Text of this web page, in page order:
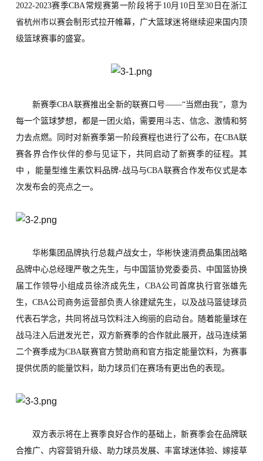
2022-2023赛季CBA常规赛第一阶段将于10月 10日至30 日在浙江
省杭州市以赛会制形式拉开帷幕，广大篮球迷将继续迎来国内顶
级篮球赛事的盛宴。
新赛季CBA联赛推出全新的联赛口号——“当燃由我”， 意为
每一个篮球梦想，都是一团火焰，需要用斗志、信念、激情和努
力去点燃。同时对新赛季第一阶段赛程也进行了公布，在CBA联
赛各界合作伙伴的参与见证下，共同启动了新赛季的征程。其
中 ，能量型维生素饮料品牌-战马与CBA联赛合作发布仪式是本
次发布会的亮点之一。
华彬集团品牌执行总裁卢战女士，华彬快速消费品集团战略
品牌中心总经理严敬之先生 ，与中国篮协党委委员、中国篮协换
届工作领导小组成员徐济成先生， CBA公司首席执行官张雄先
生，CBA公司商务运营部负责人徐建斌先生，以及战马篮徒球员
代表石学念，共同将战马饮料注入绚丽的启动台。随着能量球在
战马注入后迸发光芒，双方新赛季的合作就此展开，战马连续第
二个赛季成为CBA联赛官方赞助商和官方指定能量饮料，为赛事
提供优质的能量饮料，助力球员们在赛场有更出色的表现。
双方表示将在上赛季良好合作的基础上，新赛季会在品牌联
合推广、内容营销升级、助力球员发展、丰富球迷体验、嫁接草